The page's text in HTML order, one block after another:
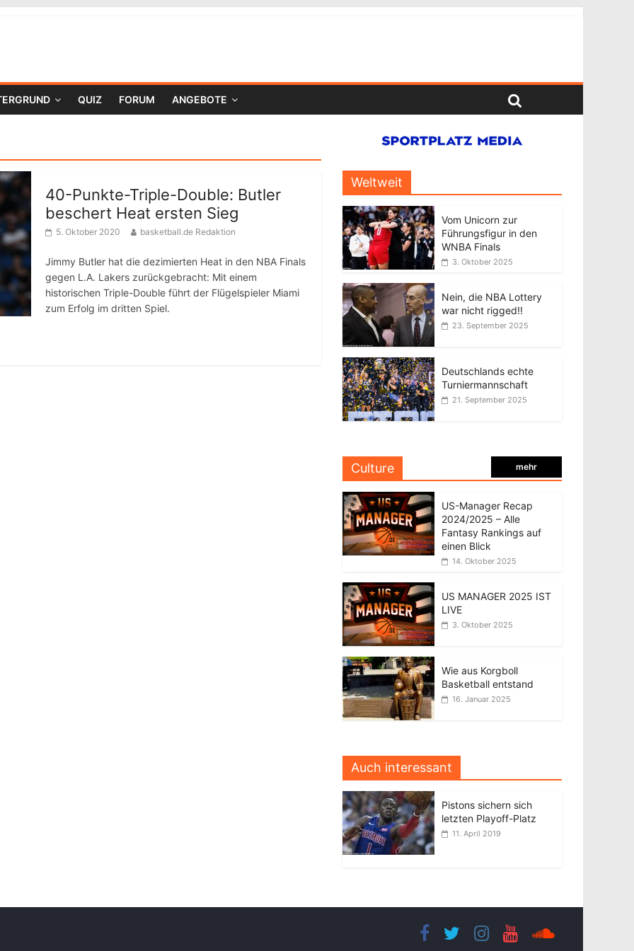
QUIZ FORUM ANGEBOTE
40-Punkte-Triple-Double: Butler
beschert Heat ersten Sieg
5. Oktober 2020 basketball.de Redaktion
Jimmy Butler hat die dezimierten Heat in den NBA Finals
gegen L.A. Lakers zurückgebracht: Mit einem
historischen Triple-Double führt der Flügelspieler Miami
zum Erfolg im dritten Spiel.
Weltweit
Vom Unicorn zur
Führungsfigur in den
WNBA Finals
3. Oktober 2025
Nein, die NBA Lottery
war nicht rigged!!
23. September 2025
Deutschlands echte
Turniermannschaft
21. September 2025
Culture mehr
US-Manager Recap
2024/2025 – Alle
Fantasy Rankings auf
einen Blick
14. Oktober 2025
US MANAGER 2025 IST
LIVE
3. Oktober 2025
Wie aus Korgboll
Basketball entstand
16. Januar 2025
Auch interessant
Pistons sichern sich
letzten Playoff-Platz
11. April 2019